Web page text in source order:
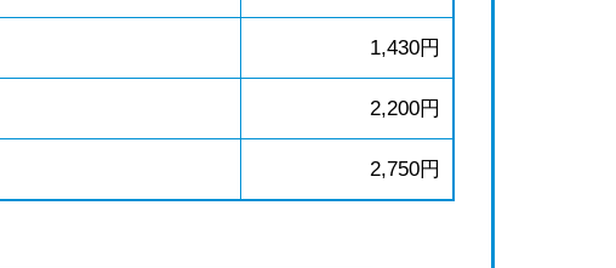
1,430円
2,200円
2,750円